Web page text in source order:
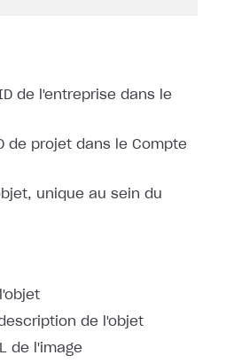
de l'entreprise dans le
de projet dans le Compte
unique au sein du
de l'objet
de l'image